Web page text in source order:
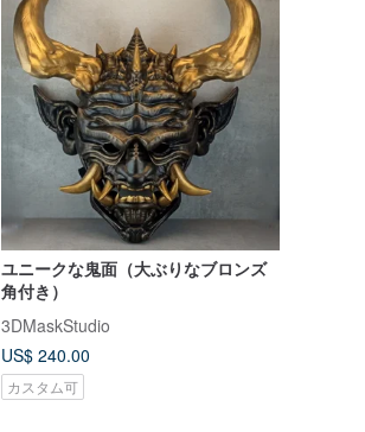
ユニークな鬼面（大ぶりなブロンズ
角付き）
3DMaskStudio
US$ 240.00
カスタム可